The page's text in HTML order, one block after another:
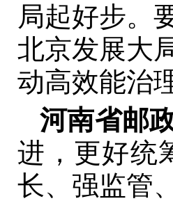
局起好步。
北京发展大
动高效能治
河南省邮
进，更好统
长、强监管